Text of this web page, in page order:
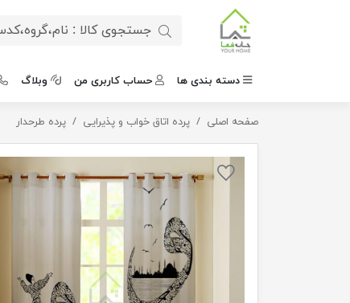
دسته بندی ها حساب کاربری من وبلاگ
صفحه اصلی پرده اتاق خواب و پذیرایی پرده طرحدار پرده طرح رقص سما